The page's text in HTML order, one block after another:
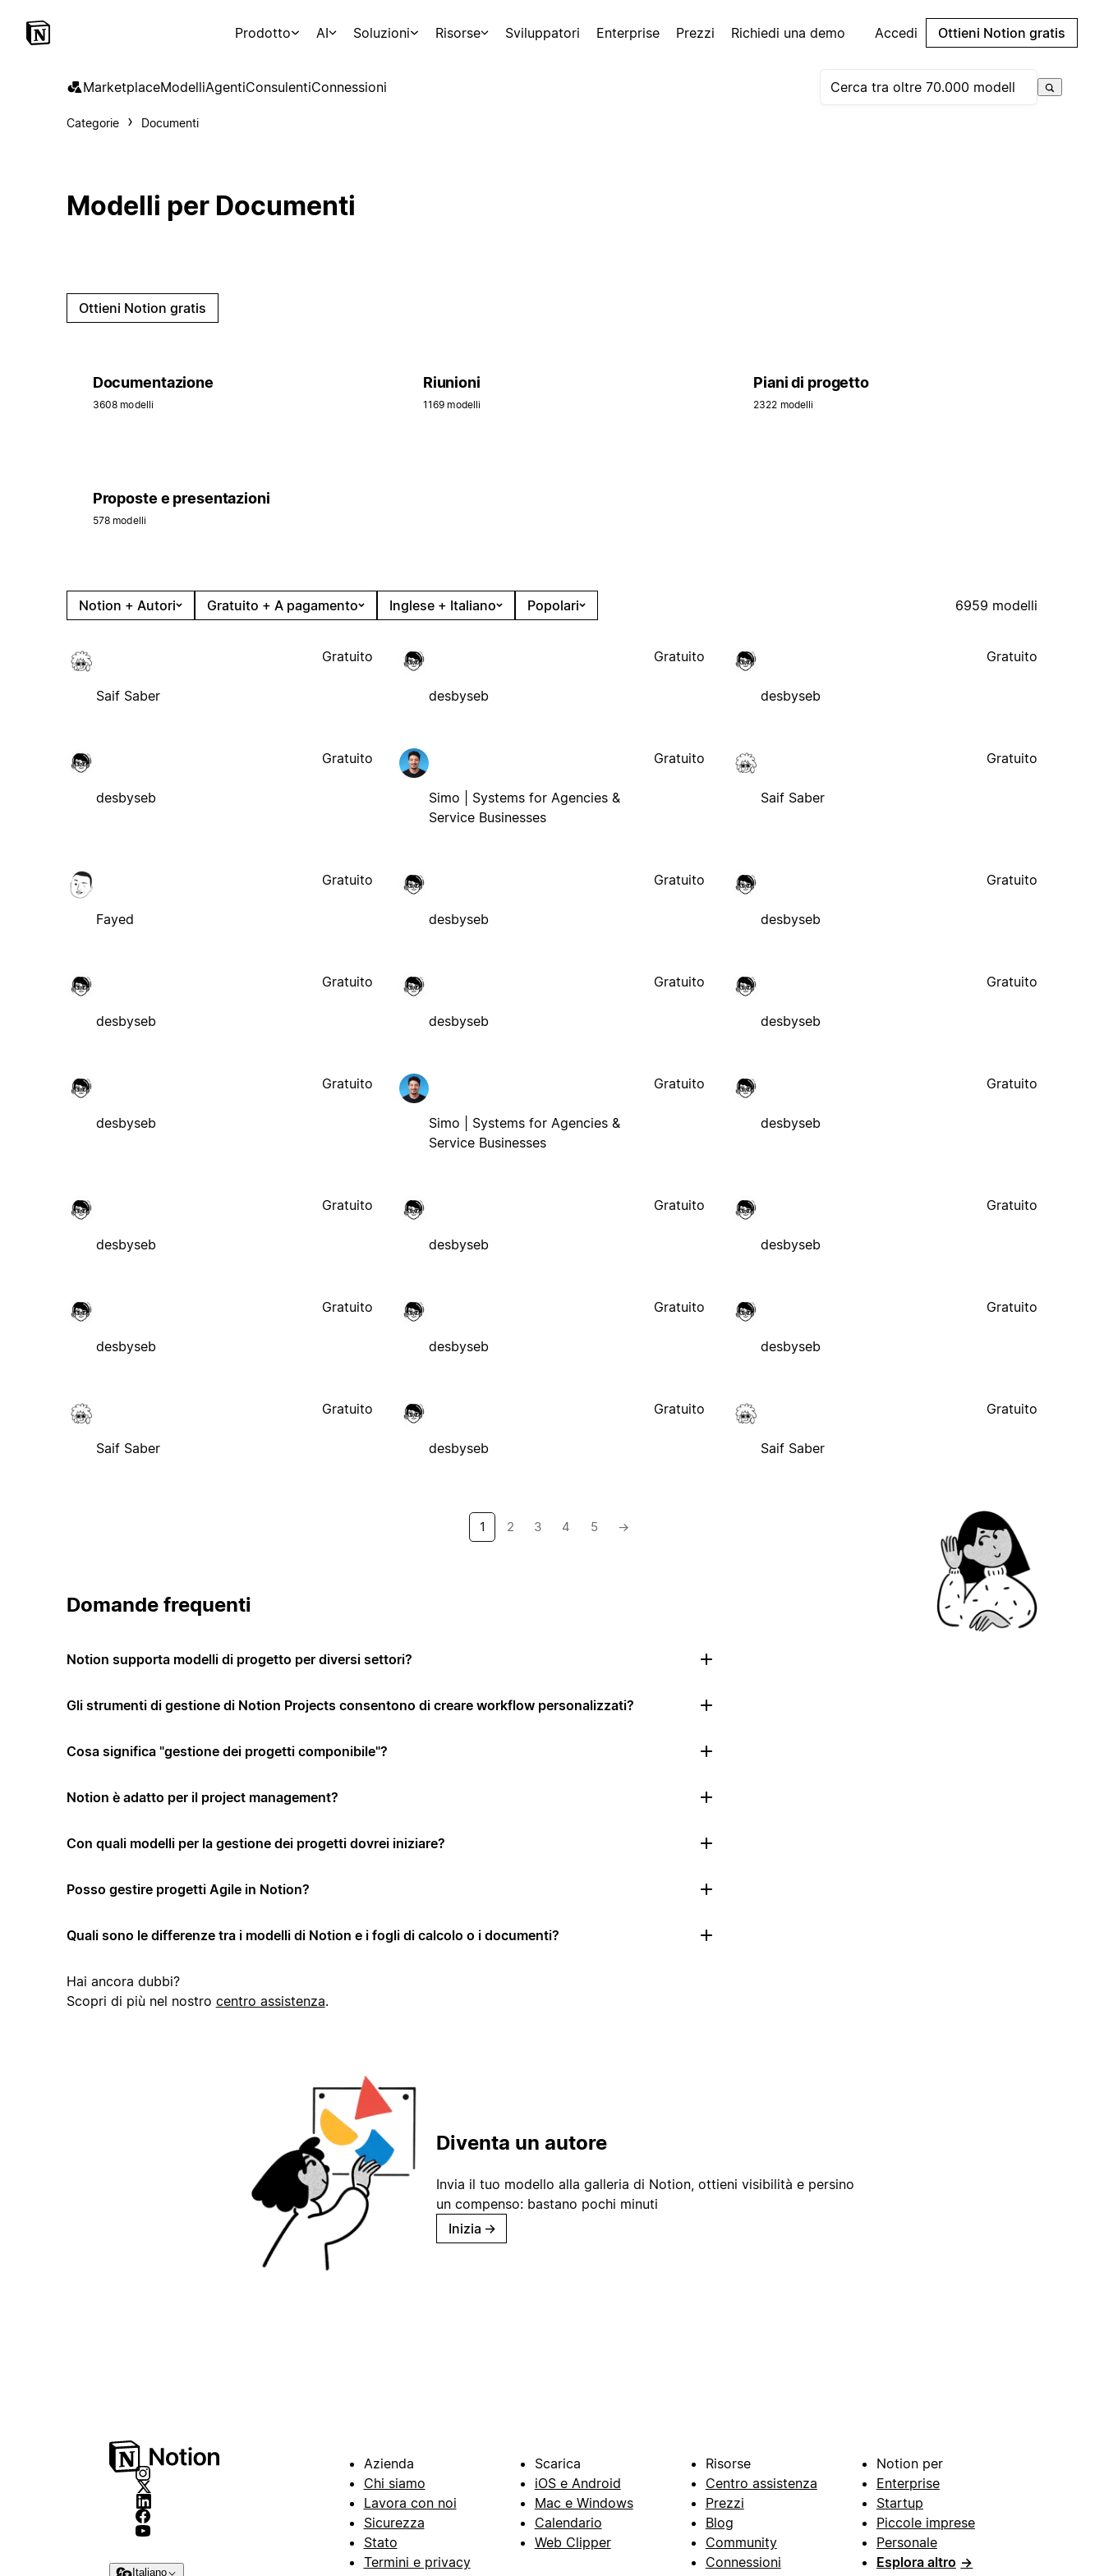
Prodotto AI Soluzioni Risorse Sviluppatori Enterprise Prezzi Richiedi una demo Accedi Ottieni Notion gratis
MarketplaceModelliAgentiConsulentiConnessioni
Categorie Documenti
Modelli per Documenti
Ottieni Notion gratis
Documentazione
3608 modelli
Riunioni
1169 modelli
Piani di progetto
2322 modelli
Proposte e presentazioni
578 modelli
Notion + Autori Gratuito + A pagamento Inglese + Italiano Popolari 6959 modelli
Saif Saber
Gratuito
desbyseb
Gratuito
desbyseb
Gratuito
desbyseb
Gratuito
Simo | Systems for Agencies &
Service Businesses
Gratuito
Saif Saber
Gratuito
Fayed
Gratuito
desbyseb
Gratuito
desbyseb
Gratuito
desbyseb
Gratuito
desbyseb
Gratuito
desbyseb
Gratuito
desbyseb
Gratuito
Simo | Systems for Agencies &
Service Businesses
Gratuito
desbyseb
Gratuito
desbyseb
Gratuito
desbyseb
Gratuito
desbyseb
Gratuito
desbyseb
Gratuito
desbyseb
Gratuito
desbyseb
Gratuito
Saif Saber
Gratuito
desbyseb
Gratuito
Saif Saber
Gratuito
1 2 3 4 5 →
Domande frequenti
Notion supporta modelli di progetto per diversi settori?
Gli strumenti di gestione di Notion Projects consentono di creare workflow personalizzati?
Cosa significa "gestione dei progetti componibile"?
Notion è adatto per il project management?
Con quali modelli per la gestione dei progetti dovrei iniziare?
Posso gestire progetti Agile in Notion?
Quali sono le differenze tra i modelli di Notion e i fogli di calcolo o i documenti?
Hai ancora dubbi?
Scopri di più nel nostro centro assistenza.
Diventa un autore
Invia il tuo modello alla galleria di Notion, ottieni visibilità e persino
un compenso: bastano pochi minuti
Inizia →
Italiano
Azienda
Chi siamo
Lavora con noi
Sicurezza
Stato
Termini e privacy
Scarica
iOS e Android
Mac e Windows
Calendario
Web Clipper
Risorse
Centro assistenza
Prezzi
Blog
Community
Connessioni
Notion per
Enterprise
Startup
Piccole imprese
Personale
Esplora altro →